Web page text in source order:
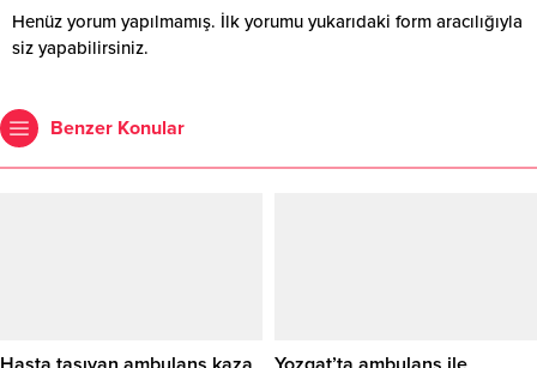
Henüz yorum yapılmamış. İlk yorumu yukarıdaki form aracılığıyla
siz yapabilirsiniz.
Benzer Konular